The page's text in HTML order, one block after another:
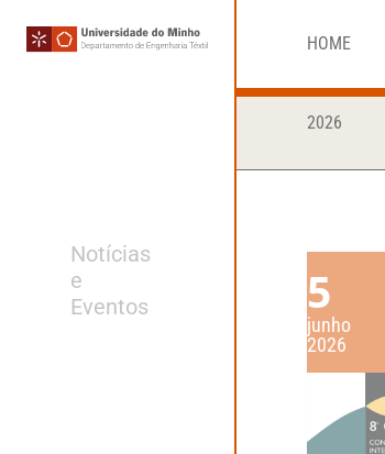
HOME
2026
Notícias
e
Eventos
5
junho
2026